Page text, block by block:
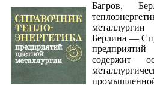
Багров,
Берлина —
содержит